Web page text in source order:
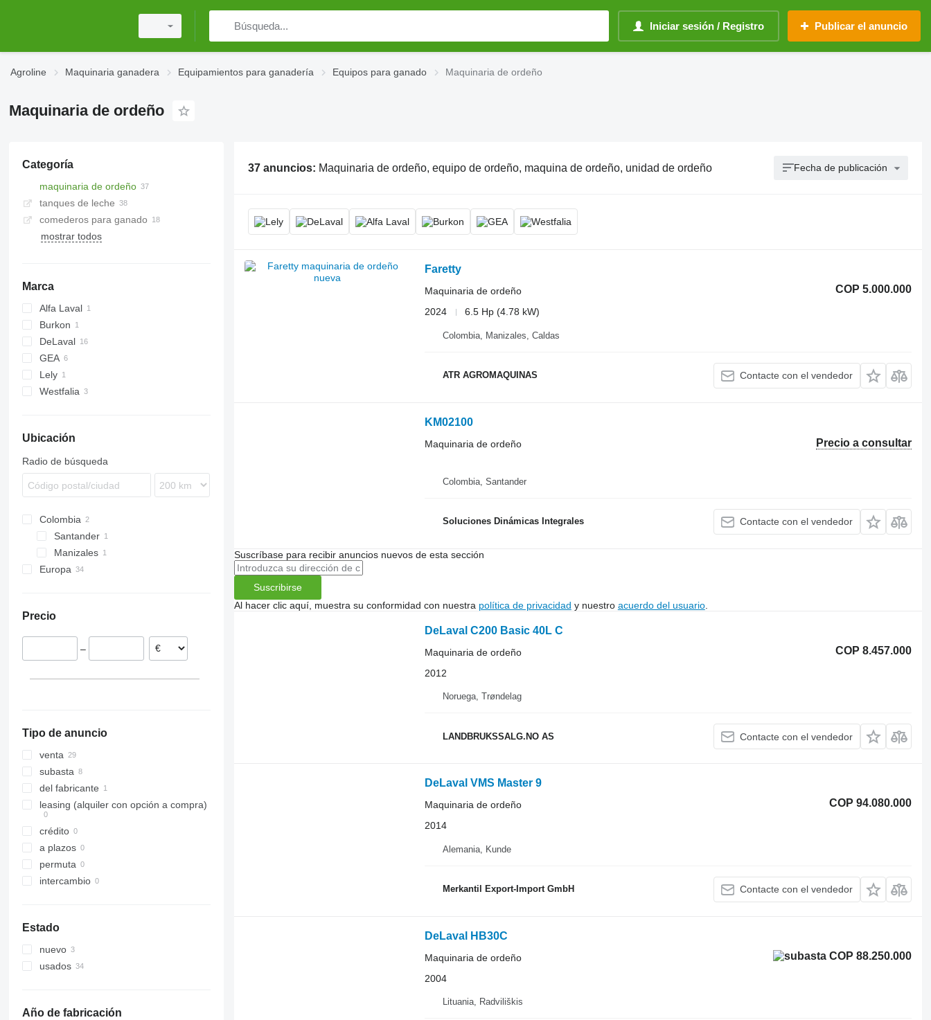
Iniciar sesión / Registro Publicar el anuncio
Agroline Maquinaria ganadera Equipamientos para ganadería Equipos para ganado Maquinaria de ordeño
Maquinaria de ordeño
Categoría
maquinaria de ordeño
tanques de leche
comederos para ganado
mostrar todos
Marca
Alfa Laval
Burkon
DeLaval
GEA
Lely
Westfalia
Ubicación
Radio de búsqueda
Colombia
Santander
Manizales
Europa
Bélgica
Suecia
Precio
–
Tipo de anuncio
venta
subasta
del fabricante
leasing (alquiler con opción a compra)
crédito
a plazos
permuta
intercambio
Estado
nuevo
usados
Año de fabricación
37 anuncios: Maquinaria de ordeño, equipo de ordeño, maquina de ordeño, unidad de ordeño Fecha de publicación
Faretty
COP 5.000.000
Maquinaria de ordeño
2024
6.5 Hp (4.78 kW)
Colombia, Manizales, Caldas
ATR AGROMAQUINAS Contacte con el vendedor
KM02100
Precio a consultar
Maquinaria de ordeño
Colombia, Santander
Soluciones Dinámicas Integrales Contacte con el vendedor
Suscríbase para recibir anuncios nuevos de esta sección
Suscribirse
Al hacer clic aquí, muestra su conformidad con nuestra política de privacidad y nuestro acuerdo del usuario.
DeLaval C200 Basic 40L C
COP 8.457.000
Maquinaria de ordeño
2012
Noruega, Trøndelag
LANDBRUKSSALG.NO AS Contacte con el vendedor
DeLaval VMS Master 9
COP 94.080.000
Maquinaria de ordeño
2014
Alemania, Kunde
Merkantil Export-Import GmbH Contacte con el vendedor
DeLaval HB30C
COP 88.250.000
Maquinaria de ordeño
2004
Lituania, Radviliškis